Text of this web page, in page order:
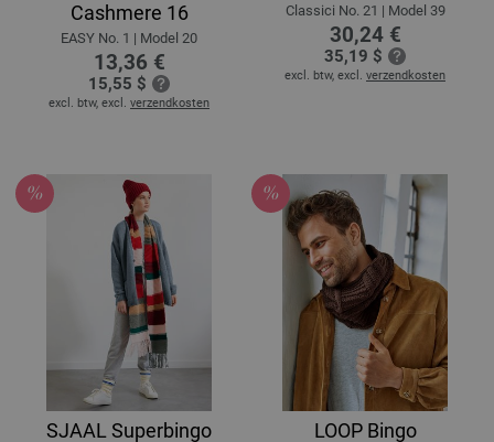
Cashmere 16
EASY No. 1 | Model 20
13,36 €
15,55 $
excl. btw, excl. verzendkosten
Classici No. 21 | Model 39
30,24 €
35,19 $
excl. btw, excl. verzendkosten
SJAAL Superbingo LOOP Bingo